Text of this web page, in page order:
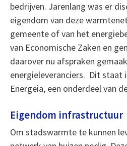
bedrijven. Jarenlang was er
eigendom van deze
gemeente of van het
van Economische Zaken en
daarover nu afspraken
energieleveranciers. Dit staat
Energeia, een onderdeel van
Eigendom infrastructuur
Om stadswarmte te kunnen